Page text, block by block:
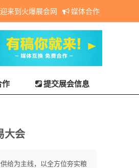
来到火爆展会网 媒体合作
作 提交展会信息
大会
给为主线，以全方位夯实粮